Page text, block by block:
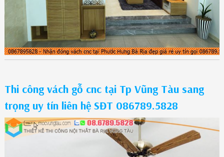
Thi công vách gỗ cnc tại Tp Vũng Tàu sang
trọng uy tín liên hệ SĐT 086789.5828